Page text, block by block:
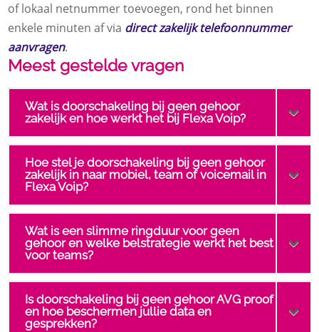
of lokaal netnummer toevoegen, rond het binnen
enkele minuten af via direct zakelijk telefoonnummer
aanvragen.​
Meest gestelde vragen
Wat is doorschakeling bij geen gehoor
zakelijk en hoe werkt het bij Flexa Voip?
Hoe stel je doorschakeling bij geen gehoor
zakelijk in naar mobiel, team of voicemail in
Flexa Voip?
Wat is een slimme ringduur voor geen
gehoor en welke belstrategie werkt het best
voor teams?
Is doorschakeling bij geen gehoor AVG proof
en hoe beschermen jullie data en
gesprekken?